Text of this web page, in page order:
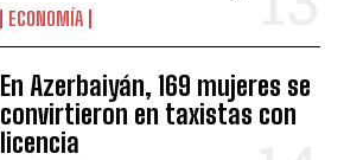
ECONOMÍA
En Azerbaiyán, 169 mujeres se
convirtieron en taxistas con
licencia